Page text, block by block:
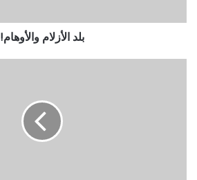
بلد الأزلام والأوهام!